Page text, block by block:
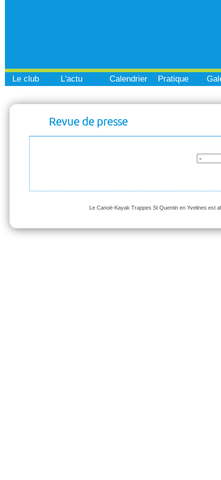
Le club L'actu Calendrier Pratique
Revue de presse
Le Canoë-Kayak Trappes St Quentin en Yvelines est